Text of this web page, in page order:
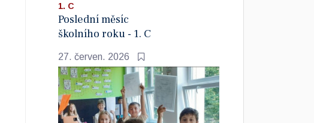
1. C
Poslední měsíc
školního roku - 1. C
27. červen. 2026